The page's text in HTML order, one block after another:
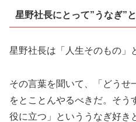
星野社長にとって”うなぎ”
星野社長は「人生そのもの」
その言葉を聞いて、「どうせ
をとことんやるべきだ。そう
役に立つ」といううなぎ好き